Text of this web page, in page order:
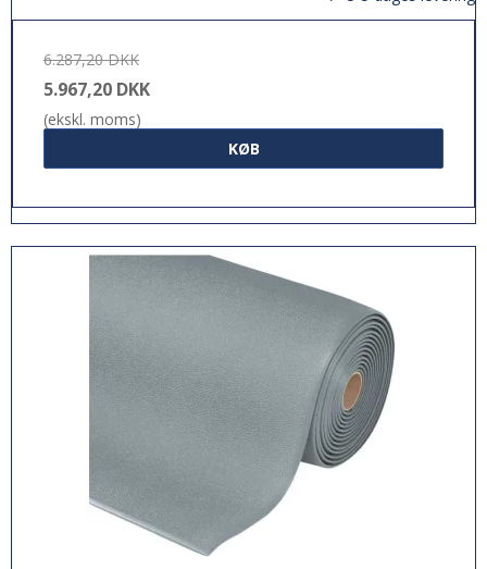
6.287,20 DKK
5.967,20 DKK
(ekskl. moms)
KØB